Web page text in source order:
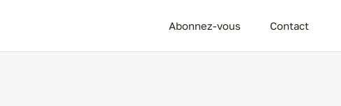
Abonnez-vous Contact